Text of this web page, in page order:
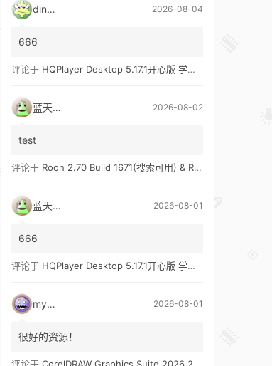
ding1 2026-08-04
666
评论于 HQPlayer Desktop 5.17.1开心版 学习版&HQPlayer Embedded 5.17.2开心版 学习版
蓝天真蓝 2026-08-02
test
评论于 Roon 2.70 Build 1671(搜索可用) & Roon 2.65 Build 1653 & Roon 1.8 Build 1151 Legacy 开心版 学习版
蓝天真蓝 2026-08-01
666
评论于 HQPlayer Desktop 5.17.1开心版 学习版&HQPlayer Embedded 5.17.2开心版 学习版
mypw 2026-08-01
很好的资源！